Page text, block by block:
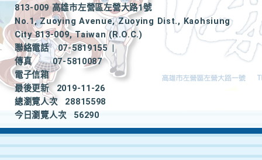
813-009 高雄市左營區左營大路1號
No.1, Zuoying Avenue, Zuoying Dist., Kaohsiung
City 813-009, Taiwan (R.O.C.)
聯絡電話
07-5819155
|
傳真
07-5810087
電子信箱
最後更新
2019-11-26
總瀏覽人次
28815598
今日瀏覽人次
56290